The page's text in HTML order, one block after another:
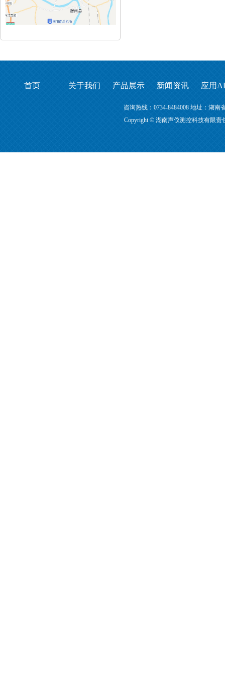
首页 关于我们 产品展示 新闻资讯 应用
咨询热线：0734-8484008 地址：湖
Copyright © 湖南声仪测控科技有限